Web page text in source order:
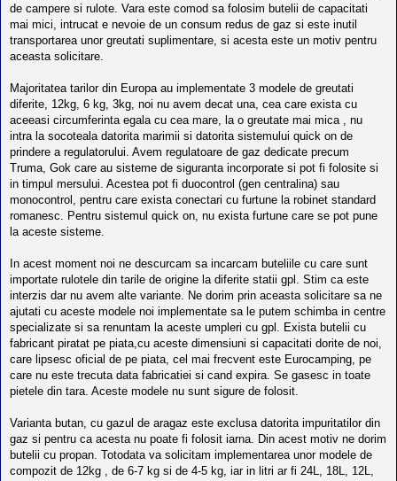
de campere si rulote. Vara este comod sa folosim butelii de capacitati
mai mici, intrucat e nevoie de un consum redus de gaz si este inutil
transportarea unor greutati suplimentare, si acesta este un motiv pentru
aceasta solicitare.
Majoritatea tarilor din Europa au implementate 3 modele de greutati
diferite, 12kg, 6 kg, 3kg, noi nu avem decat una, cea care exista cu
aceeasi circumferinta egala cu cea mare, la o greutate mai mica , nu
intra la socoteala datorita marimii si datorita sistemului quick on de
prindere a regulatorului. Avem regulatoare de gaz dedicate precum
Truma, Gok care au sisteme de siguranta incorporate si pot fi folosite si
in timpul mersului. Acestea pot fi duocontrol (gen centralina) sau
monocontrol, pentru care exista conectari cu furtune la robinet standard
romanesc. Pentru sistemul quick on, nu exista furtune care se pot pune
la aceste sisteme.
In acest moment noi ne descurcam sa incarcam buteliile cu care sunt
importate rulotele din tarile de origine la diferite statii gpl. Stim ca este
interzis dar nu avem alte variante. Ne dorim prin aceasta solicitare sa ne
ajutati cu aceste modele noi implementate sa le putem schimba in centre
specializate si sa renuntam la aceste umpleri cu gpl. Exista butelii cu
fabricant piratat pe piata,cu aceste dimensiuni si capacitati dorite de noi,
care lipsesc oficial de pe piata, cel mai frecvent este Eurocamping, pe
care nu este trecuta data fabricatiei si cand expira. Se gasesc in toate
pietele din tara. Aceste modele nu sunt sigure de folosit.
Varianta butan, cu gazul de aragaz este exclusa datorita impuritatilor din
gaz si pentru ca acesta nu poate fi folosit iarna. Din acest motiv ne dorim
butelii cu propan. Totodata va solicitam implementarea unor modele de
compozit de 12kg , de 6-7 kg si de 4-5 kg, iar in litri ar fi 24L, 18L, 12L,